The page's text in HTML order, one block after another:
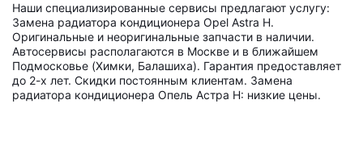
Наши специализированные сервисы предлагают услугу:
Замена радиатора кондиционера Opel Astra H.
Оригинальные и неоригинальные запчасти в наличии.
Автосервисы располагаются в Москве и в ближайшем
Подмосковье (Химки, Балашиха). Гарантия предоставляет
до 2-х лет. Скидки постоянным клиентам. Замена
радиатора кондиционера Опель Астра H: низкие цены.